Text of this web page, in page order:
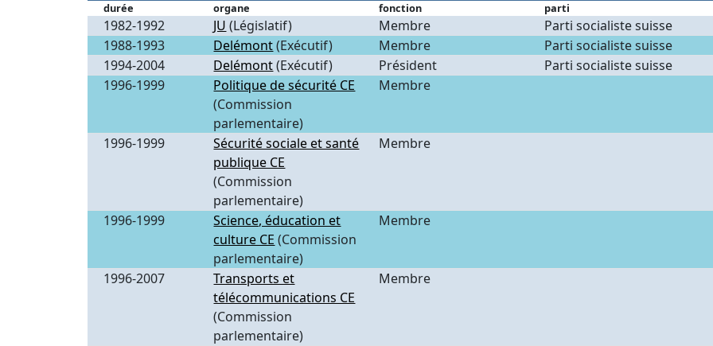
durée organe fonction parti
1982-1992 JU (Législatif) Membre
Parti socialiste suisse
1988-1993
Delémont(Exécutif) Membre
Parti socialiste suisse
1994-2004
Delémont(Exécutif) Président
Parti socialiste suisse
1996-1999
Politique de sécurité CE
(Commission
parlementaire)
Membre
1996-1999
Sécurité sociale et santé
publique CE
(Commission
parlementaire)
Membre
1996-1999
Science, éducation et
culture CE (Commission
parlementaire)
Membre
1996-2007
Transports et
télécommunications CE
(Commission
parlementaire)
Membre